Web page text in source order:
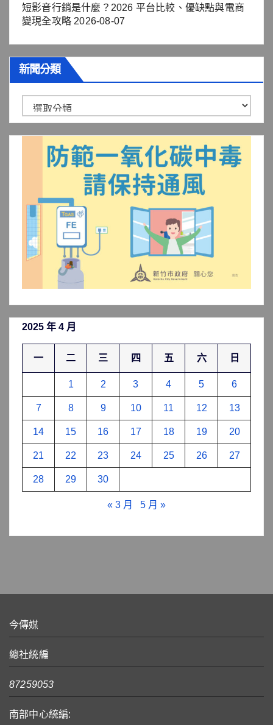
短影音行銷是什麼？2026 平台比較、優缺點與電商
變現全攻略 2026-08-07
新聞分類
聞
2025 年 4 月
一 二 三 四 五 六 日
1 2 3 4 5 6
7 8 9 10 11 12 13
14 15 16 17 18 19 20
21 22 23 24 25 26 27
28 29 30
« 3 月 5 月 »
今傳媒
總社統編
87259053
南部中心統編: